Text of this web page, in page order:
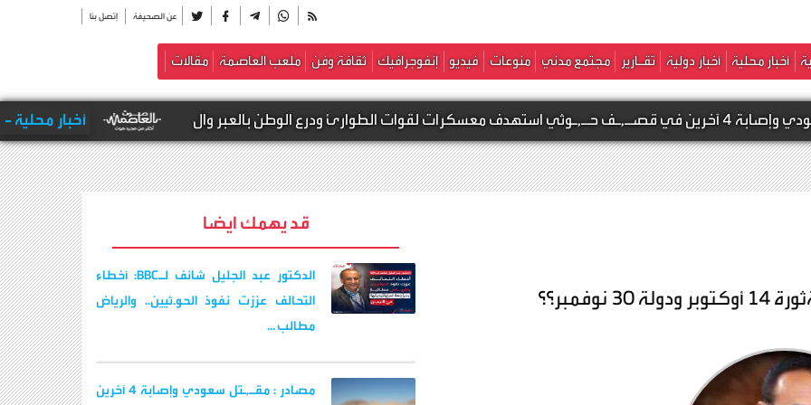
عن الصحيفة إتصل بنا
أخبار محلية أخبار دولية تقـارير مجتمع مدني منوعات فيديو إنفوجرافيك ثقافة وفن ملعب العاصمة مقالات
أخبار محلية -
قد يهمك ايضا
الدكتور عبد الجليل شائف لـBBC: أخطاء
التحالف عززت نفوذ الحو.ثيين.. والرياض
مطالب ...
مصادر : مقـ,ـتل سعودي وإصابة 4 آخرين